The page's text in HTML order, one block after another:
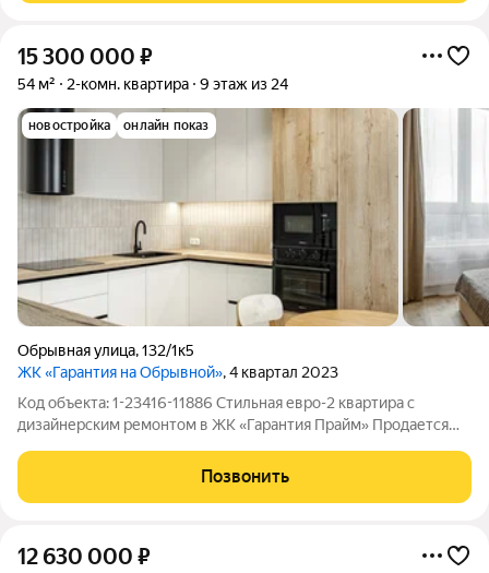
15 300 000 ₽
54 м² 2-комн. квартира 9 этаж из 24
новостройка онлайн показ
Обрывная улица,132/1к5
ЖК «Гарантия на Обрывной», 4 квартал 2023
Код объекта: 1-23416-11886 Стильная евро-2 квартира с
дизайнерским ремонтом в ЖК «Гарантия Прайм» Продается
востребованных жилых комплексов Краснодара ЖК «Гарантия
Прайм» / «Гарантия на
Позвонить
12 630 000 ₽